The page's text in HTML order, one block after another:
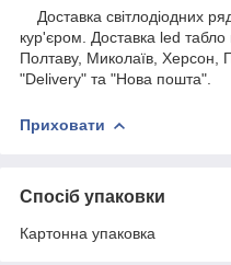
Доставка світлодіодних
кур'єром. Доставка led табло
Полтаву, Миколаїв, Херсон,
"Delivery" та "Нова пошта".
Приховати
Спосіб упаковки
Картонна упаковка